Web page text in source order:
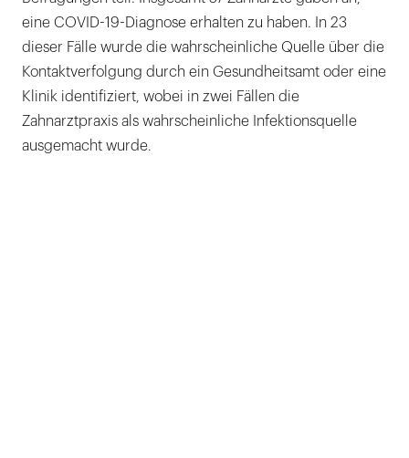
eine COVID-19-Diagnose erhalten zu haben. In 23
dieser Fälle wurde die wahrscheinliche Quelle über die
Kontaktverfolgung durch ein Gesundheitsamt oder eine
Klinik identifiziert, wobei in zwei Fällen die
Zahnarztpraxis als wahrscheinliche Infektionsquelle
ausgemacht wurde.